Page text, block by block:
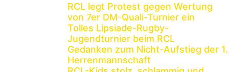
RCL legt Protest gegen Wertung
von 7er DM-Quali-Turnier ein
Tolles Lipsiade-Rugby-
Jugendturnier beim RCL
Gedanken zum Nicht-Aufstieg der 1.
Herrenmannschaft